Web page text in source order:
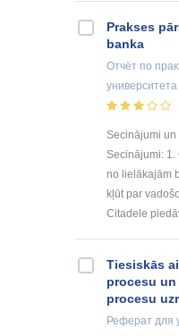
Prakses
banka
Отчёт по
университета
Secinājumi un
Secinājumi:
no lielākajām
kļūt par
Citadele
Tiesiskās
procesu
procesu
Реферат для